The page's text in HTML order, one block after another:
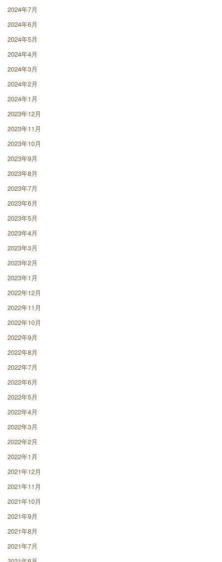
2024年7月
2024年6月
2024年5月
2024年4月
2024年3月
2024年2月
2024年1月
2023年12月
2023年11月
2023年10月
2023年9月
2023年8月
2023年7月
2023年6月
2023年5月
2023年4月
2023年3月
2023年2月
2023年1月
2022年12月
2022年11月
2022年10月
2022年9月
2022年8月
2022年7月
2022年6月
2022年5月
2022年4月
2022年3月
2022年2月
2022年1月
2021年12月
2021年11月
2021年10月
2021年9月
2021年8月
2021年7月